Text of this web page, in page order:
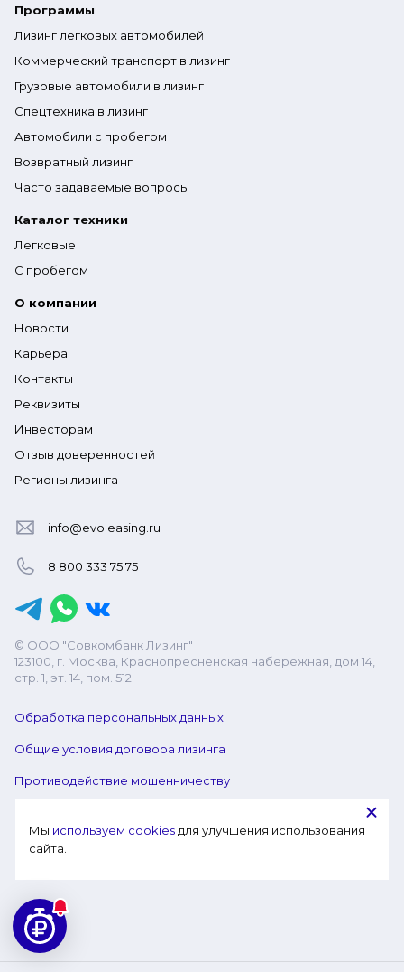
Программы
Лизинг легковых автомобилей
Коммерческий транспорт в лизинг
Грузовые автомобили в лизинг
Спецтехника в лизинг
Автомобили с пробегом
Возвратный лизинг
Часто задаваемые вопросы
Каталог техники
Легковые
С пробегом
О компании
Новости
Карьера
Контакты
Реквизиты
Инвесторам
Отзыв доверенностей
Регионы лизинга
info@evoleasing.ru
8 800 333 75 75
© ООО "Совкомбанк Лизинг"
123100, г. Москва, Краснопресненская набережная, дом 14,
стр. 1, эт. 14, пом. 512
Обработка персональных данных
Общие условия договора лизинга
Противодействие мошенничеству
Мы используем cookies для улучшения использования
сайта.